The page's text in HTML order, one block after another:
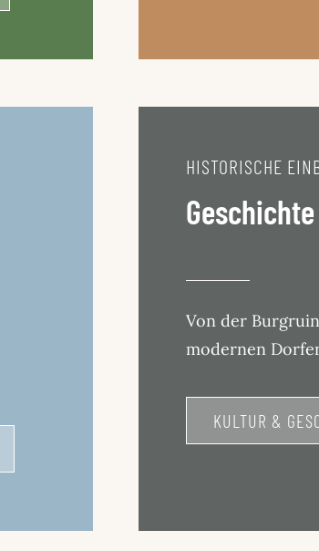
HISTORISCHE
Von der
modernen
KULTUR &